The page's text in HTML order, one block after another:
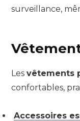
surveillance,
Les vêtements
confortables,
Accessoires